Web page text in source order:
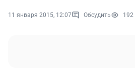
11 января 2015, 12:07 Обсудить 192